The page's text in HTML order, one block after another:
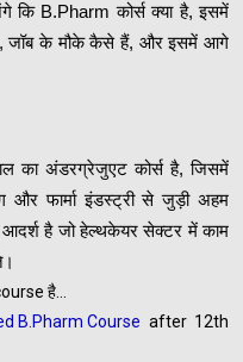
कि B.Pharm कोर्स क्या है, इसमें
जॉब के मौके कैसे हैं, और इसमें आगे
का अंडरग्रेजुएट कोर्स है, जिसमें
और फार्मा इंडस्ट्री से जुड़ी अहम
आदर्श है जो हेल्थकेयर सेक्टर में काम
है…
B.Pharm Course after 12th